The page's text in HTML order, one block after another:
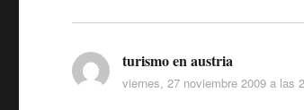
turismo en austria
viernes, 27 noviembre 2009 a las